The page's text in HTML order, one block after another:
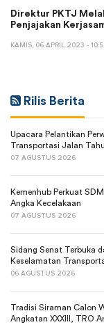
Direktur PKTJ
Penjajakan
KAMIS, 06 APRIL 2023 -
Rilis Berita
Upacara Pelantikan
Transportasi Jalan
07 AGUSTUS 2026
Kemenhub Perkuat
Angka Kecelakaan
07 AGUSTUS 2026
Sidang Senat Terbuka
Keselamatan
06 AGUSTUS 2026
Tradisi Siraman Calon
Angkatan XXXIII, TRO